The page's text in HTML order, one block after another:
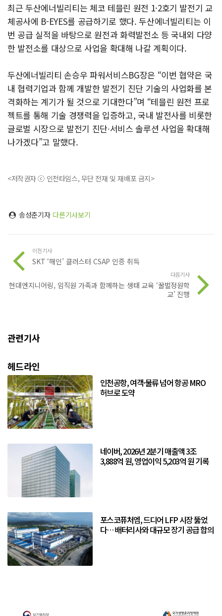
최근 두산에너빌리티는 체코 테믈린 원전 1·2호기 발전기 교
체공사에 B-EYES를 공급하기로 했다. 두산에너빌리티는 이
번 공급 실적을 바탕으로 원전과 화력발전소 등 국내외 다양
한 발전소를 대상으로 사업을 확대해 나갈 계획이다.
두산에너빌리티 손승우 파워서비스BG장은 “이번 협약은 국
내 협력기업과 함께 개발한 발전기 진단 기술의 사업화를 본
격화하는 계기가 될 것으로 기대한다”며 “테믈린 원전 프로
젝트를 통해 기술 경쟁력을 입증하고, 국내 발전사를 비롯한
글로벌 시장으로 발전기 진단∙서비스 솔루션 사업을 확대해
나가겠다”고 말했다.
<저작권자 ⓒ 인천타임스, 무단 전재 및 재배포 금지>
송성춘기자 다른기사보기
이전기사
SKT ‘해인’ 클러스터 CSAP 인증 취득
다음기사
현대엔지니어링, 임직원 가족과 함께하는 생태 교육 ‘꿀벌정원학
교’ 진행
관련기사
헤드라인
인천공항, 여객·물류 넘어 항공 MRO
허브로 도약
네이버, 2026년 2분기 매출액 3조
3,888억 원, 영업이익 5,203억 원 기록
포스코퓨처엠, 드디어 LFP 시장 뚫었
다… 배터리사와 대규모 장기 공급 합의